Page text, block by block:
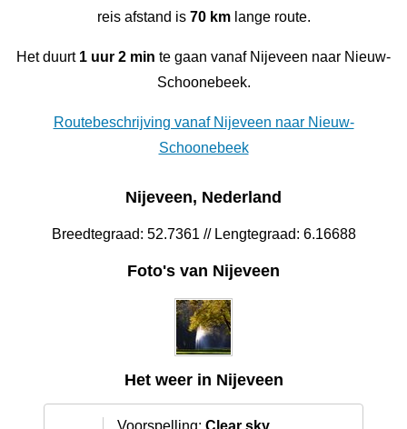
reis afstand is 70 kmlange route.
Het duurt 1 uur 2 min te gaan vanaf Nijeveen naar Nieuw-
Schoonebeek.
Routebeschrijving vanaf Nijeveen naar Nieuw-
Schoonebeek
Nijeveen, Nederland
Breedtegraad: 52.7361 // Lengtegraad: 6.16688
Foto's van Nijeveen
Het weer in Nijeveen